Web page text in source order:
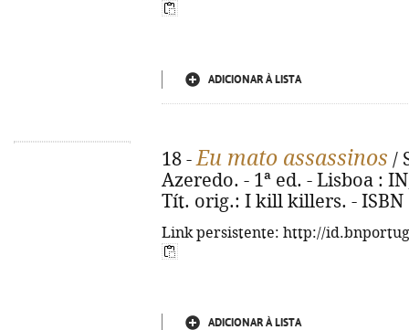
ADICIONAR À LISTA
18 -Eu mato assassinos /
Azeredo. - 1ª ed. - Lisboa :
Tít. orig.: I kill killers. - ISBN
Link persistente: http://
ADICIONAR À LISTA